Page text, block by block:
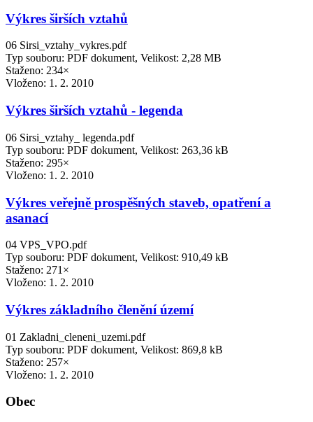
Výkres širších vztahů
06 Sirsi_vztahy_vykres.pdf
Typ souboru: PDF dokument, Velikost: 2,28 MB
Staženo: 234×
Vloženo: 1. 2. 2010
Výkres širších vztahů - legenda
06 Sirsi_vztahy_ legenda.pdf
Typ souboru: PDF dokument, Velikost: 263,36 kB
Staženo: 295×
Vloženo: 1. 2. 2010
Výkres veřejně prospěšných staveb, opatření a
asanací
04 VPS_VPO.pdf
Typ souboru: PDF dokument, Velikost: 910,49 kB
Staženo: 271×
Vloženo: 1. 2. 2010
Výkres základního členění území
01 Zakladni_cleneni_uzemi.pdf
Typ souboru: PDF dokument, Velikost: 869,8 kB
Staženo: 257×
Vloženo: 1. 2. 2010
Obec